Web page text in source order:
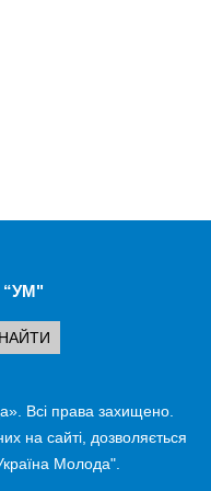
Всі права захищено.
на сайті, дозволяється
Молода".